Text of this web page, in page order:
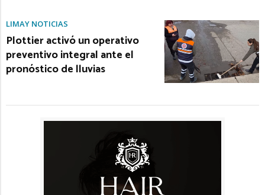
LIMAY NOTICIAS
Plottier activó un operativo
preventivo integral ante el
pronóstico de lluvias